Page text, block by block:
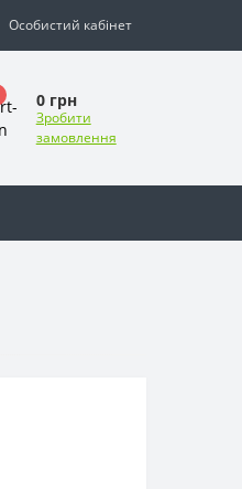
Особистий кабінет
0 грн
Зробити
замовлення